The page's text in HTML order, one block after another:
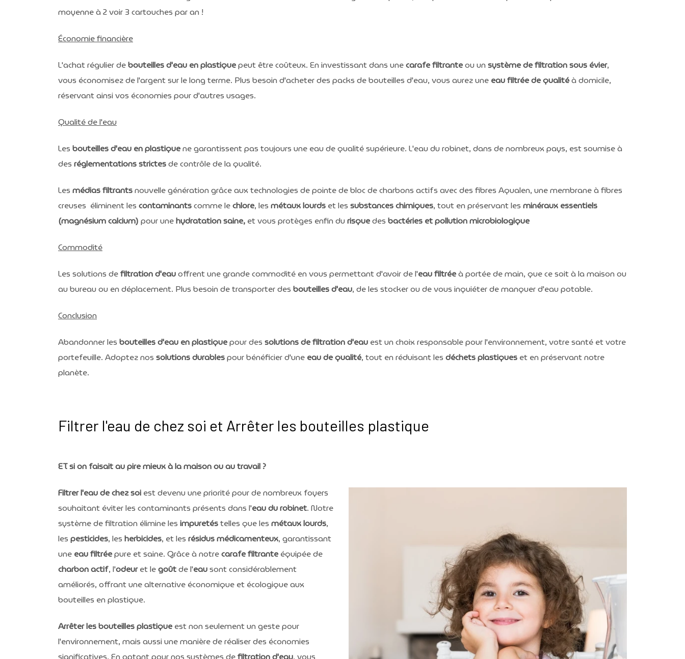
moyenne à 2 voir 3 cartouches par an !
Économie financière
L'achat régulier debouteilles d'eau en plastiquepeut être coûteux. En investissant dans unecarafe filtranteou unsystème de filtration sous évier,
vous économisez de l'argent sur le long terme. Plus besoin d'acheter des packs de bouteilles d'eau, vous aurez une eau filtrée de qualitéà domicile,
réservant ainsi vos économies pour d'autres usages.
Qualité de l'eau
Les bouteilles d'eau en plastiquene garantissent pas toujours une eau de qualité supérieure. L'eau du robinet, dans de nombreux pays, est soumise à
des réglementations strictesde contrôle de la qualité.
Les médias filtrantsnouvelle génération grâce aux technologies de pointe de bloc de charbons actifs avec des fibres Aqualen, une membrane à fibres
creuses éliminent les contaminantscomme lechlore, les métaux lourds et les substances chimiques, tout en préservant les minéraux essentiels
(magnésium calcium) pour unehydratation saine, et vous protèges enfin durisquedes bactéries et pollutionmicrobiologique
Commodité
Les solutions defiltration d'eauoffrent une grande commodité en vous permettant d'avoir de l'eau filtréeà portée de main, que ce soit à la maison ou
au bureau ou en déplacement. Plus besoin de transporter des bouteilles d'eau, de les stocker ou de vous inquiéter de manquer d'eau potable.
Conclusion
Abandonner les bouteilles d'eau en plastiquepour des solutions de filtration d'eau est un choix responsable pour l'environnement, votre santé et votre
portefeuille. Adoptez nos solutions durablespour bénéficier d'une eau de qualité, tout en réduisant les déchets plastiques et en préservant notre
planète.
Filtrer l'eau de chez soi et Arrêter les bouteilles plastique
ET si on faisait au pire mieux à la maison ou au travail ?
Filtrer l'eau de chez soi est devenu une priorité pour de nombreux foyers
souhaitant éviter les contaminants présents dans l'eau du robinet. Notre
système de filtration élimine les impuretéstelles que les métaux lourds,
les pesticides, les herbicides, et les résidus médicamenteux, garantissant
une eau filtréepure et saine. Grâce à notrecarafe filtranteéquipée de
charbon actif, l'odeuret legoûtde l'eausont considérablement
améliorés, offrant une alternative économique et écologique aux
bouteilles en plastique.
Arrêter les bouteilles plastiqueest non seulement un geste pour
l'environnement, mais aussi une manière de réaliser des économies